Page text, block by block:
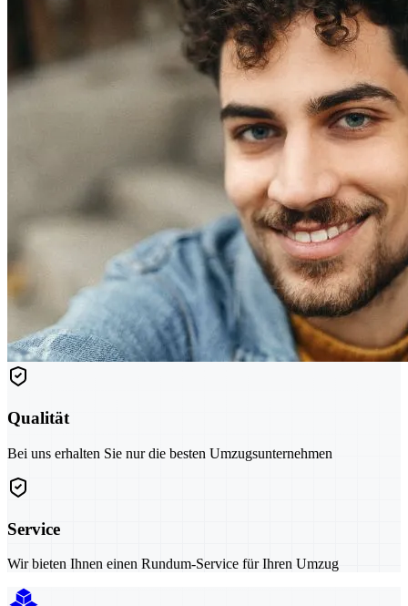
Qualität
Bei uns erhalten Sie nur die besten Umzugsunternehmen
Service
Wir bieten Ihnen einen Rundum-Service für Ihren Umzug